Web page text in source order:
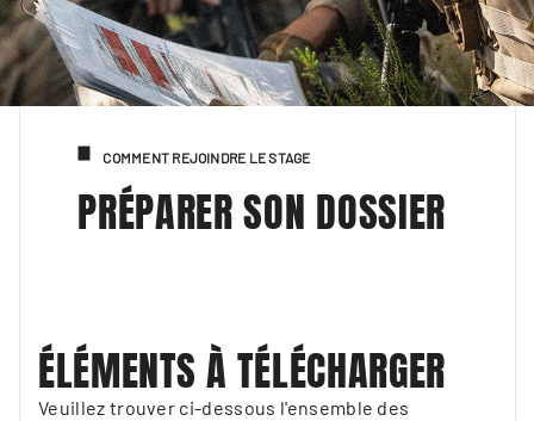
COMMENT REJOINDRE LE STAGE
PRÉPARER SON DOSSIER
ÉLÉMENTS À TÉLÉCHARGER
Veuillez trouver ci-dessous l'ensemble des